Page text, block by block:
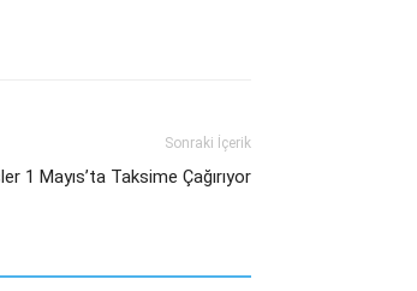
Sonraki İçerik
1 Mayıs’ta Taksime Çağırıyor